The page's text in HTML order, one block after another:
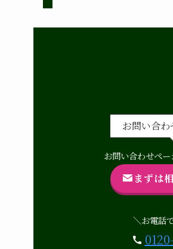
お問い合
お問い合わせペ
まずは
＼お電話